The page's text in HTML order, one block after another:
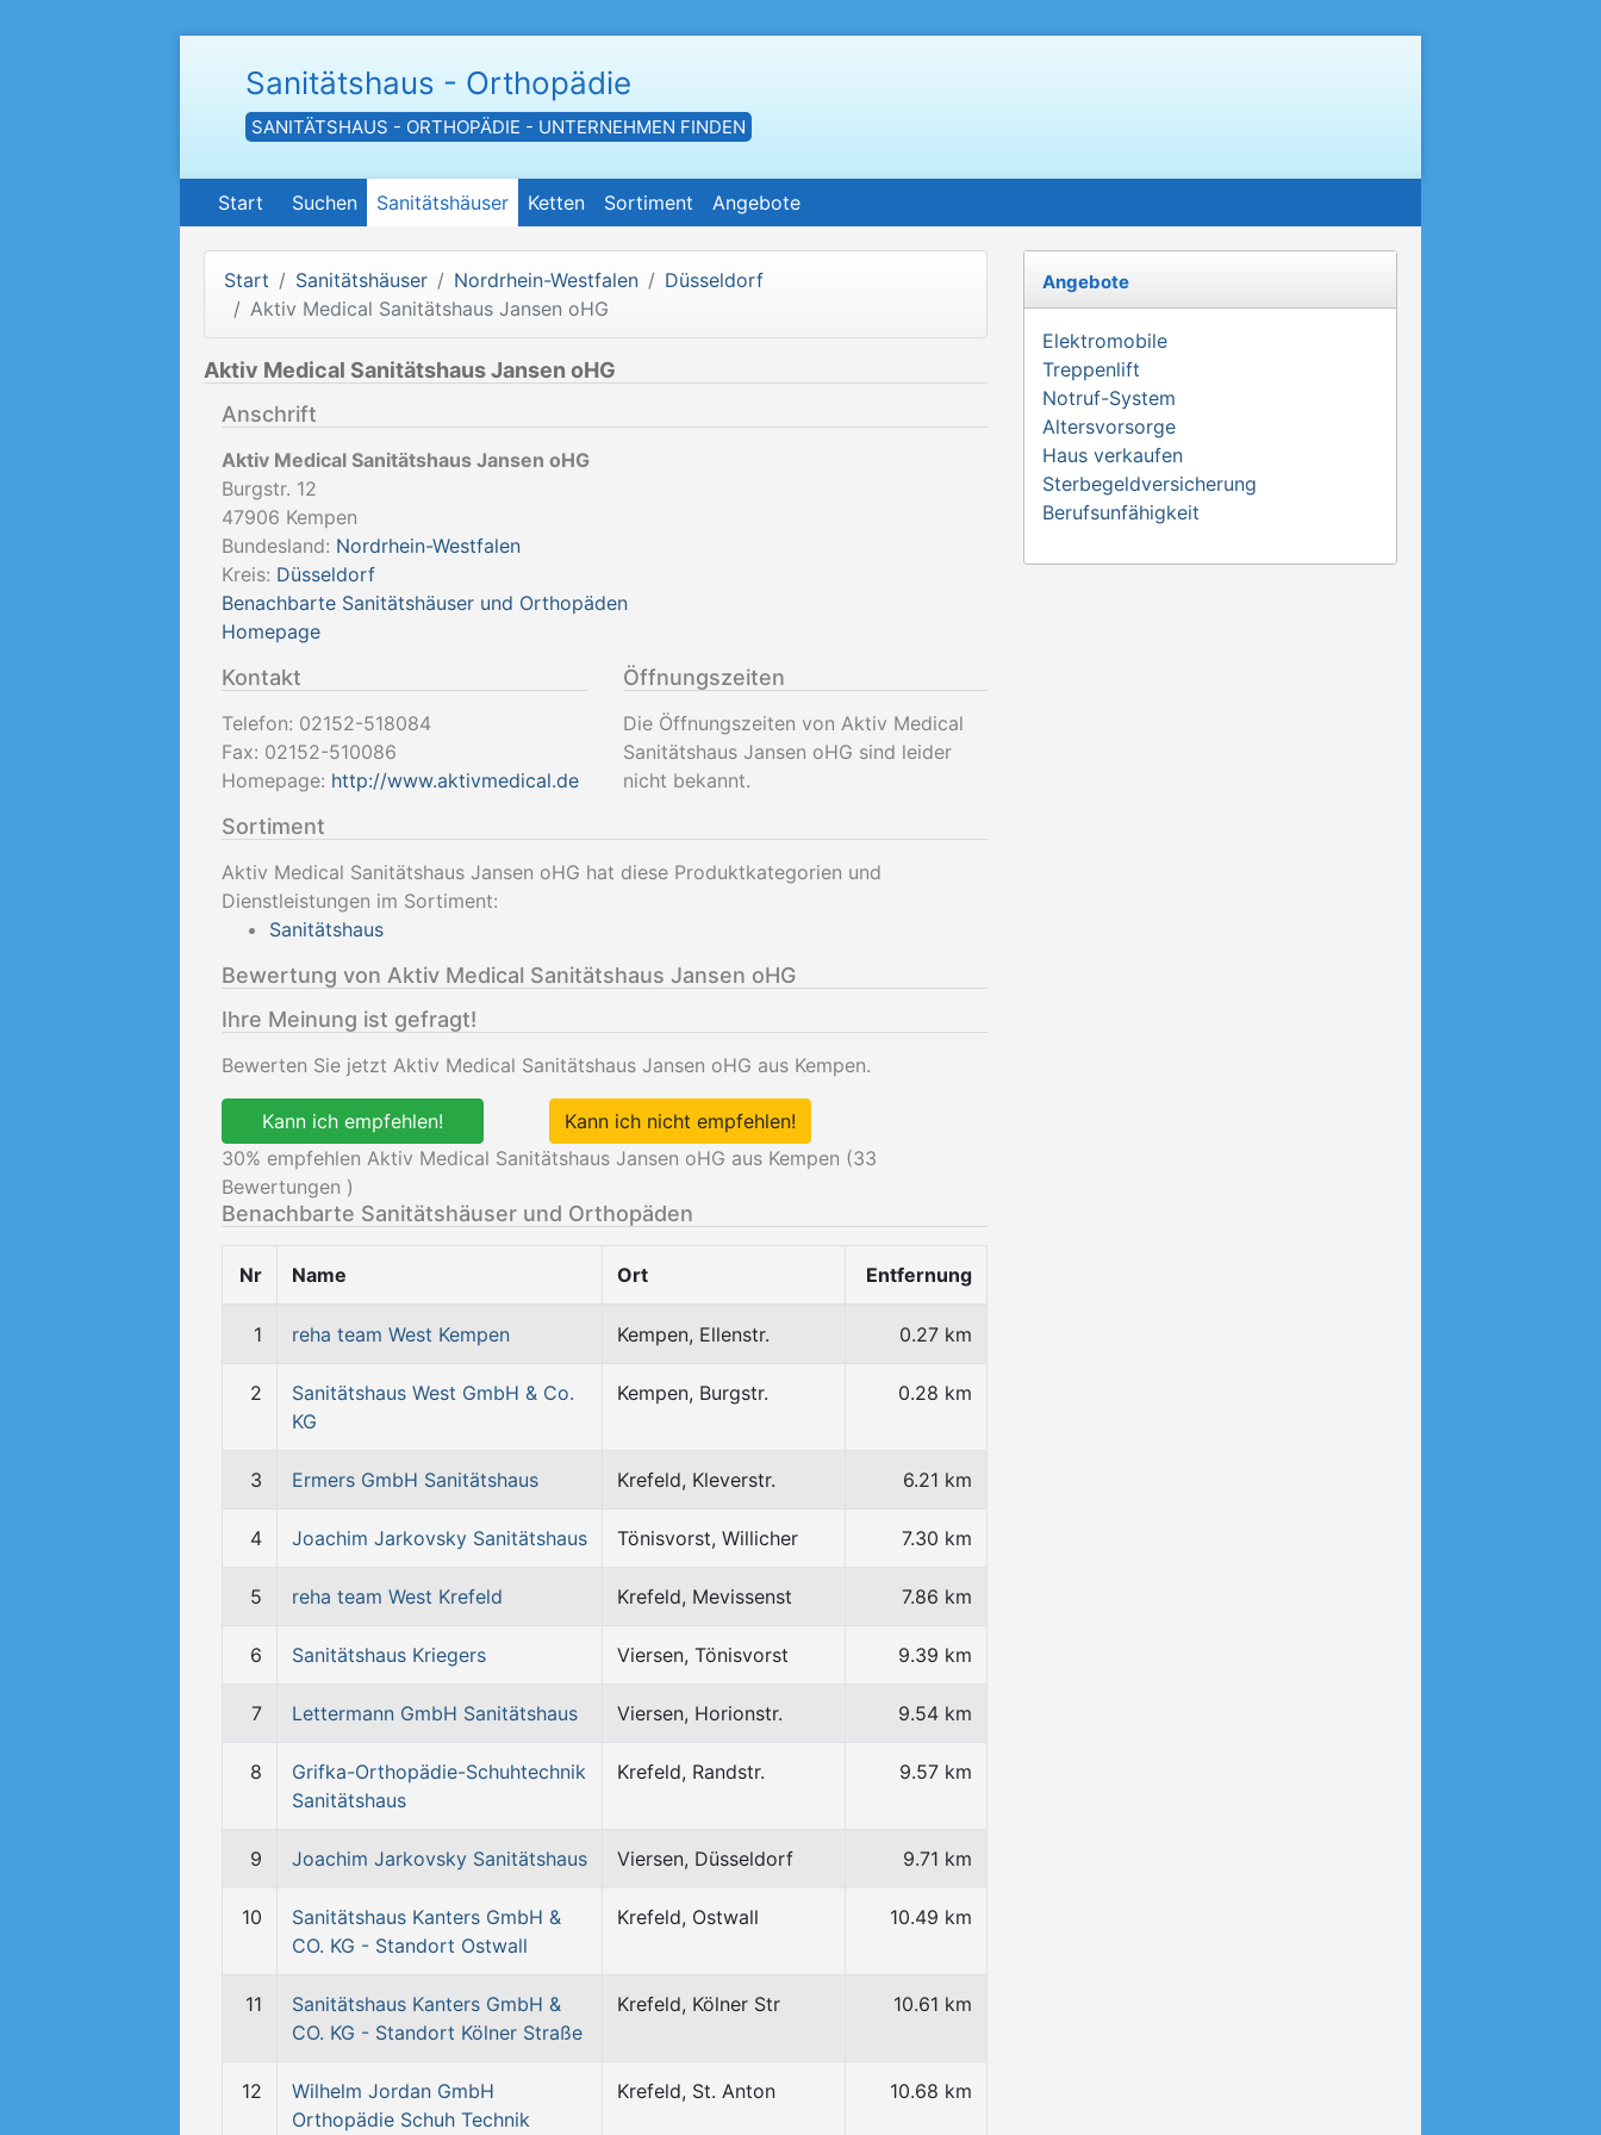
Sanitätshaus - Orthopädie
SANITÄTSHAUS - ORTHOPÄDIE - UNTERNEHMEN FINDEN
Start Suchen Sanitätshäuser Ketten Sortiment Angebote
Start Sanitätshäuser Nordrhein-Westfalen
Düsseldorf
Aktiv Medical Sanitätshaus Jansen oHG
Aktiv Medical Sanitätshaus Jansen oHG
Anschrift
Aktiv Medical Sanitätshaus Jansen oHG
Burgstr. 12
47906 Kempen
Bundesland: Nordrhein-Westfalen
Kreis: Düsseldorf
Benachbarte Sanitätshäuser und Orthopäden
Homepage
Kontakt
Telefon: 02152-518084
Fax: 02152-510086
Homepage: http://www.aktivmedical.de
Öffnungszeiten
Die Öffnungszeiten von Aktiv Medical
Sanitätshaus Jansen oHG sind leider
nicht bekannt.
Sortiment
Aktiv Medical Sanitätshaus Jansen oHG hat diese Produktkategorien und
Dienstleistungen im Sortiment:
Sanitätshaus
Bewertung von Aktiv Medical Sanitätshaus Jansen oHG
Ihre Meinung ist gefragt!
Bewerten Sie jetzt Aktiv Medical Sanitätshaus Jansen oHG aus Kempen.
Kann ich empfehlen!
Kann ich nicht empfehlen!
30% empfehlen Aktiv Medical Sanitätshaus Jansen oHG aus Kempen (33
Bewertungen )
Benachbarte Sanitätshäuser und Orthopäden
Nr Name Ort Entfernung
1 reha team West Kempen Kempen, Ellenstr. 0.27 km
2
Sanitätshaus West GmbH & Co.
KG
Kempen, Burgstr. 0.28 km
3 Ermers GmbH Sanitätshaus Krefeld, Kleverstr. 6.21 km
4 Joachim Jarkovsky Sanitätshaus Tönisvorst, Willicher 7.30 km
5 reha team West Krefeld Krefeld, Mevissenst 7.86 km
6 Sanitätshaus Kriegers Viersen, Tönisvorst 9.39 km
7 Lettermann GmbH Sanitätshaus Viersen, Horionstr. 9.54 km
8
Grifka-Orthopädie-Schuhtechnik
Sanitätshaus
Krefeld, Randstr. 9.57 km
9 Joachim Jarkovsky Sanitätshaus Viersen, Düsseldorf 9.71 km
10
Sanitätshaus Kanters GmbH &
CO. KG - Standort Ostwall
Krefeld, Ostwall 10.49 km
11
Sanitätshaus Kanters GmbH &
CO. KG - Standort Kölner Straße
Krefeld, Kölner Str 10.61 km
12
Wilhelm Jordan GmbH
Orthopädie Schuh Technik
Krefeld, St. Anton 10.68 km
Angebote
Elektromobile
Treppenlift
Notruf-System
Altersvorsorge
Haus verkaufen
Sterbegeldversicherung
Berufsunfähigkeit